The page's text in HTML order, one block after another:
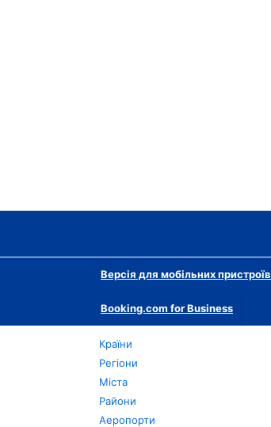
Версія для мобільних пристроїв
Booking.com for Business
Країни
Регіони
Міста
Райони
Аеропорти